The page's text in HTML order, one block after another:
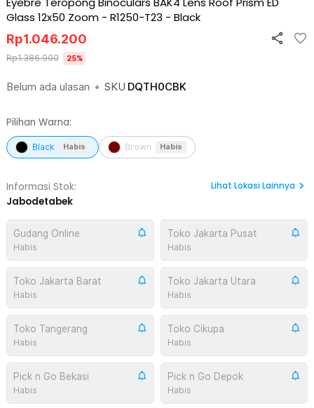
Glass 12x50 Zoom - R1250-T23 - Black
Belum ada ulasan • SKU DQTH0CBK
Rp1.046.200
Rp1.386.900 25%
Pilihan Warna:
Black Habis Brown Habis
Informasi Stok:
Jabodetabek
Lihat Lokasi Lainnya
Gudang Online
Habis
Toko Jakarta Pusat
Habis
Toko Jakarta Barat
Habis
Toko Jakarta Utara
Habis
Toko Tangerang
Habis
Toko Cikupa
Habis
Pick n Go Bekasi
Habis
Pick n Go Depok
Habis